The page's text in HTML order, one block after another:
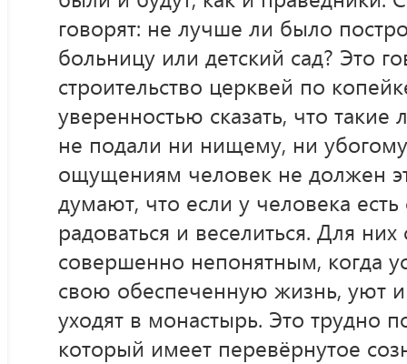
говорят: не лучше ли было
больницу или детский сад? Это
строительство церквей по
уверенностью сказать, что
не подали ни нищему, ни
ощущениям человек не должен
думают, что если у человека
радоваться и веселиться. Для них
совершенно непонятным, когда
свою обеспеченную жизнь, уют
уходят в монастырь. Это трудно
который имеет перевёрнутое